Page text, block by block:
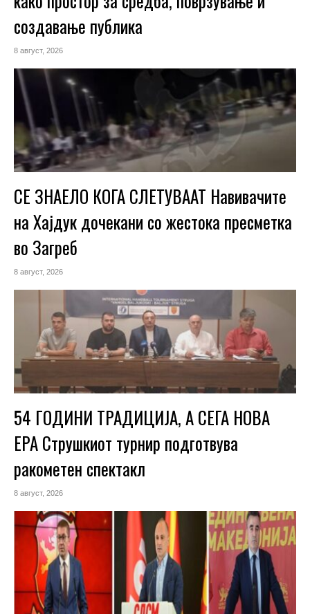
создавање публика
8 август, 2026
СЕ ЗНАЕЛО КОГА СЛЕТУВААТ Навивачите
на Хајдук дочекани со жестока пресметка
во Загреб
8 август, 2026
54 ГОДИНИ ТРАДИЦИЈА, А СЕГА НОВА
ЕРА Струшкиот турнир подготвува
ракометен спектакл
8 август, 2026